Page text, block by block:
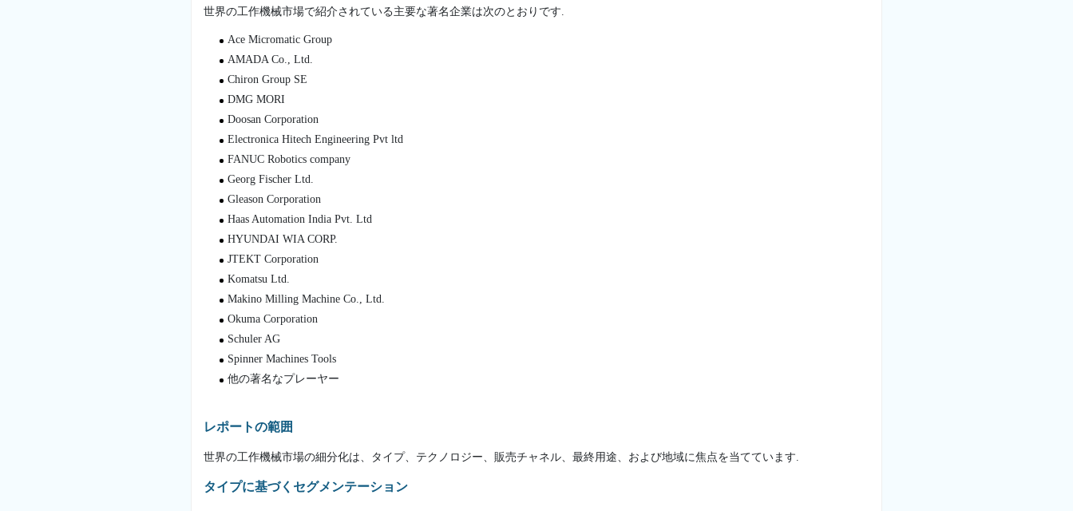
世界の工作機械市場で紹介されている主要な著名企業は次のとおりです.
Ace Micromatic Group
AMADA Co., Ltd.
Chiron Group SE
DMG MORI
Doosan Corporation
Electronica Hitech Engineering Pvt ltd
FANUC Robotics company
Georg Fischer Ltd.
Gleason Corporation
Haas Automation India Pvt. Ltd
HYUNDAI WIA CORP.
JTEKT Corporation
Komatsu Ltd.
Makino Milling Machine Co., Ltd.
Okuma Corporation
Schuler AG
Spinner Machines Tools
他の著名なプレーヤー
レポートの範囲
世界の工作機械市場の細分化は、タイプ、テクノロジー、販売チャネル、最終用途、および地域に焦点を当てています.
タイプに基づくセグメンテーション